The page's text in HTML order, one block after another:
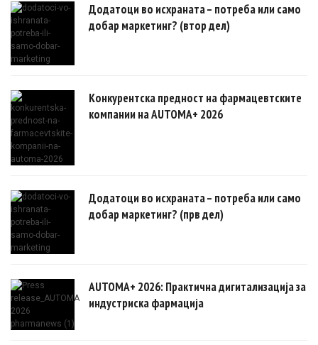
Додатоци во исхраната – потреба или само
добар маркетинг? (втор дел)
Конкурентска предност на фармацевтските
компании на AUTOMA+ 2026
Додатоци во исхраната – потреба или само
добар маркетинг? (прв дел)
AUTOMA+ 2026: Практична дигитализација за
индустриска фармација